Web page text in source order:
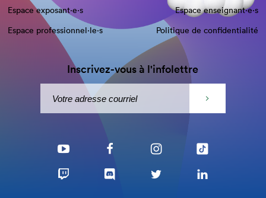
Espace exposant·e⋅s
Espace enseignant·e⋅s
Espace professionnel·le⋅s
Politique de confidentialité
Inscrivez-vous à l'infolettre